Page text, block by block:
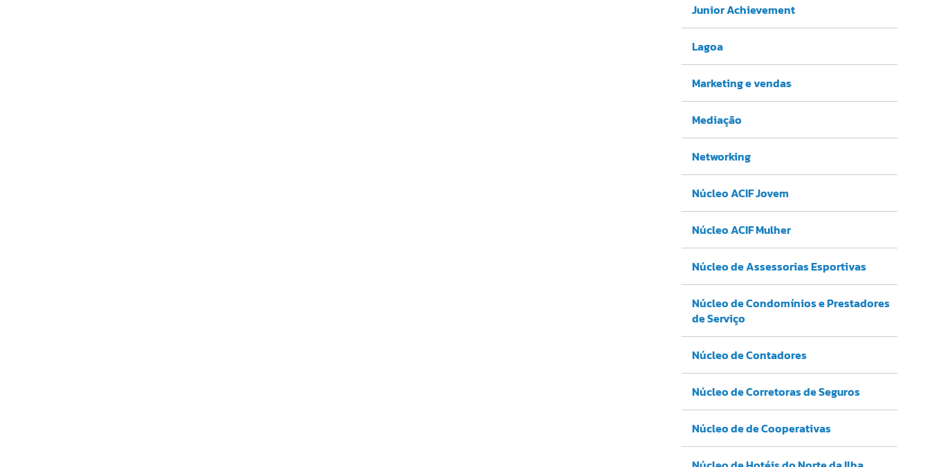
Junior Achievement
Lagoa
Marketing e vendas
Mediação
Networking
Núcleo ACIF Jovem
Núcleo ACIF Mulher
Núcleo de Assessorias Esportivas
Núcleo de Condomínios e Prestadores
de Serviço
Núcleo de Contadores
Núcleo de Corretoras de Seguros
Núcleo de de Cooperativas